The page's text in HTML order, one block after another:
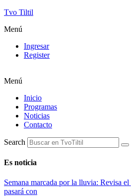
Tvo Tiltil
Menú
Ingresar
Register
Menú
Inicio
Programas
Noticias
Contacto
Search
Es noticia
Semana marcada por la lluvia: Revisa
pasará con